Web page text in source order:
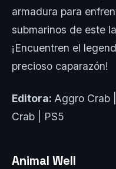
armadura para
submarinos de este
¡Encuentren el
precioso caparazón!
Editora: Aggro Crab |
Crab | PS5
Animal Well